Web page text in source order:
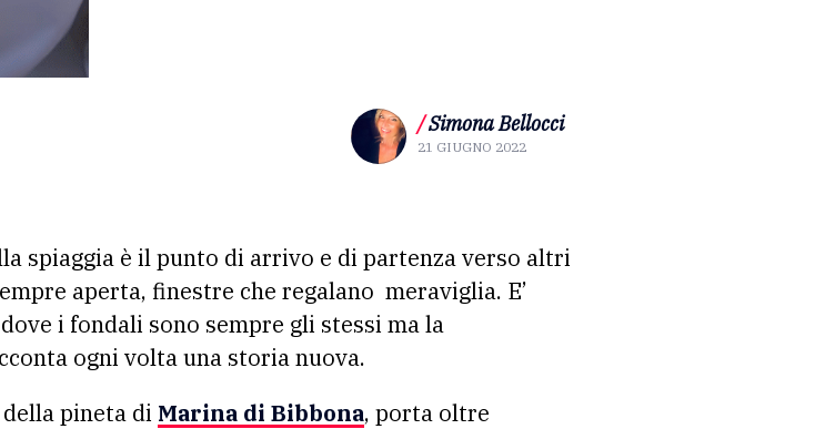
/Simona Bellocci
21 GIUGNO 2022
aperta, finestre che regalano meraviglia. E’
i fondali sono sempre gli stessi ma la
ogni volta una storia nuova.
pineta di Marina di Bibbona, porta oltre